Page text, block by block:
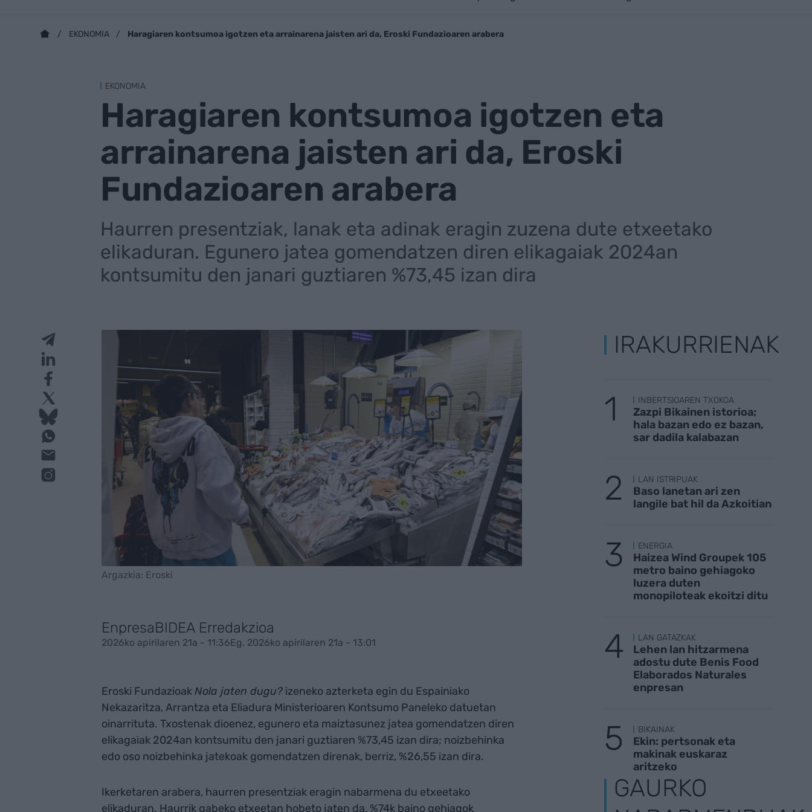
EKONOMIA Haragiaren kontsumoa igotzen eta arrainarena jaisten ari da, Eroski Fundazioaren arabera
EKONOMIA
Haragiaren kontsumoa igotzen eta
arrainarena jaisten ari da, Eroski
Fundazioaren arabera
Haurren presentziak, lanak eta adinak eragin zuzena dute etxeetako
elikaduran. Egunero jatea gomendatzen diren elikagaiak 2024an
kontsumitu den janari guztiaren %73,45 izan dira
Argazkia: Eroski
EnpresaBIDEA Erredakzioa
2026ko apirilaren 21a - 11:36Eg. 2026ko apirilaren 21a - 13:01
Eroski FundazioakNola jaten dugu?izeneko azterketa egin du Espainiako
Nekazaritza, Arrantza eta Eliadura Ministerioaren Kontsumo Paneleko datuetan
oinarrituta. Txostenak dioenez, egunero eta maiztasunez jatea gomendatzen diren
elikagaiak 2024an kontsumitu den janari guztiaren %73,45 izan dira; noizbehinka
edo oso noizbehinka jatekoak gomendatzen direnak, berriz, %26,55 izan dira.
Ikerketaren arabera, haurren presentziak eragin nabarmena du etxeetako
elikaduran. Haurrik gabeko etxeetan hobeto jaten da, %74k baino gehiagok
IRAKURRIENAK
INBERTSIOAREN TXOKOA
Zazpi Bikainen istorioa;
hala bazan edo ez bazan,
sar dadila kalabazan
LAN ISTRIPUAK
Baso lanetan ari zen
langile bat hil da Azkoitian
ENERGIA
Haizea Wind Groupek 105
metro baino gehiagoko
luzera duten
monopiloteak ekoitzi ditu
LAN GATAZKAK
Lehen lan hitzarmena
adostu dute Benis Food
Elaborados Naturales
enpresan
BIKAINAK
Ekin: pertsonak eta
makinak euskaraz
aritzeko
GAURKO